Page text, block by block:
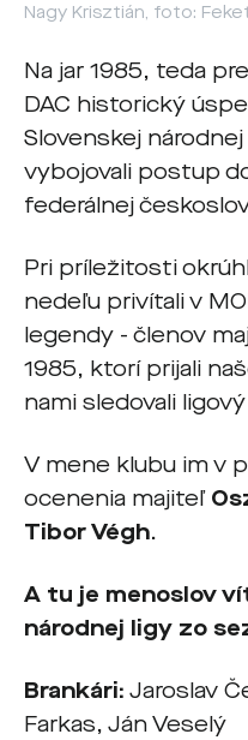
Nagy Krisztián, foto:
Na jar 1985, teda
DAC historický
Slovenskej
vybojovali postup
federálnej
Pri príležitosti
nedeľu privítali v
legendy - členov
1985, ktorí prijali
nami sledovali
V mene klubu im v
ocenenia majiteľ
Tibor Végh.
A tu je menoslov
národnej ligy zo
Brankári: Jaroslav
Farkas, Ján Veselý